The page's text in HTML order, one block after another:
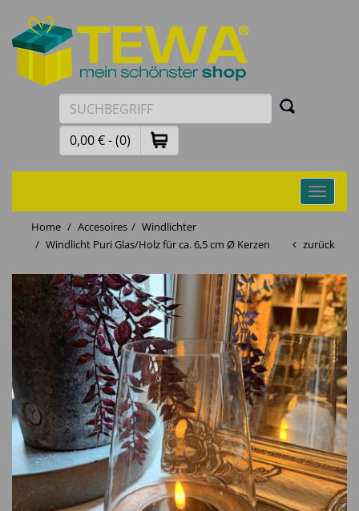
0,00 € - (0)
Toggle
Home
Accesoires
Windlichter
Windlicht Puri Glas/Holz für ca. 6,5 cm Ø Kerzen
zurück